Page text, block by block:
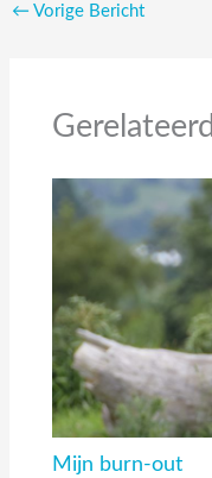
← Vorige Bericht
Mijn burn-out